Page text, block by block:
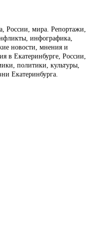
России, мира. Репортажи,
инфографика,
новости, мнения и
в Екатеринбурге, России,
политики, культуры,
Екатеринбурга.